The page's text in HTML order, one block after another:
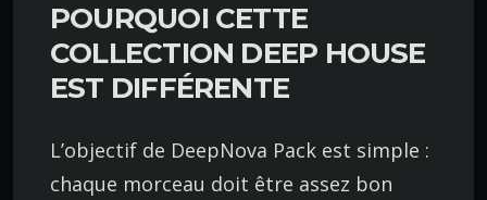
POURQUOI CETTE
COLLECTION DEEP HOUSE
EST DIFFÉRENTE
L’objectif de DeepNova Pack est simple :
chaque morceau doit être assez bon